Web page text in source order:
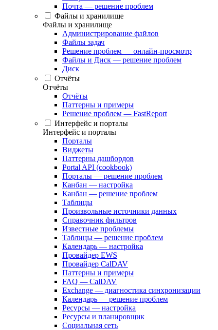
Почта — решение проблем
Файлы и хранилище
Файлы и хранилище
Администрирование файлов
Файлы задач
Решение проблем — онлайн-просмотр
Файлы и Диск — решение проблем
Диск
Отчёты
Отчёты
Отчёты
Паттерны и примеры
Решение проблем — FastReport
Интерфейс и порталы
Интерфейс и порталы
Порталы
Виджеты
Паттерны дашбордов
Portal API (cookbook)
Порталы — решение проблем
Канбан — настройка
Канбан — решение проблем
Таблицы
Произвольные источники данных
Справочник фильтров
Известные проблемы
Таблицы — решение проблем
Календарь — настройка
Провайдер EWS
Провайдер CalDAV
Паттерны и примеры
FAQ — CalDAV
Exchange — диагностика синхронизации
Календарь — решение проблем
Ресурсы — настройка
Ресурсы и планировщик
Социальная сеть